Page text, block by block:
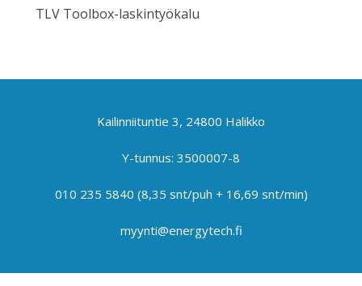
TLV Toolbox-laskintyökalu
Kailinniituntie 3, 24800 Halikko
Y-tunnus: 3500007-8
010 235 5840 (8,35 snt/puh + 16,69 snt/min)
myynti@energytech.fi